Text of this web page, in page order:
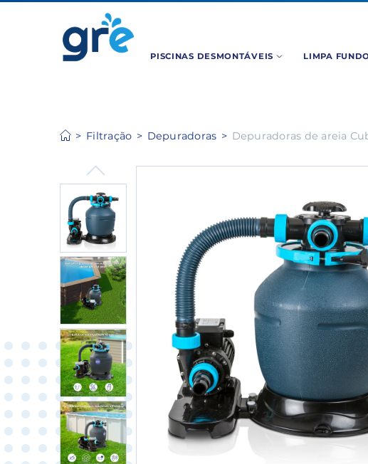
PISCINAS DESMONTÁVEIS LIMPA
Filtração Depuradoras Depuradoras de areia